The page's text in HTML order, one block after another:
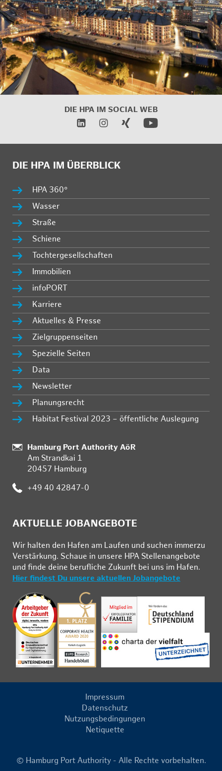
DIE HPA IM SOCIAL WEB
DIE HPA IM ÜBERBLICK
HPA 360°
Wasser
Straße
Schiene
Tochtergesellschaften
Immobilien
infoPORT
Karriere
Aktuelles & Presse
Zielgruppenseiten
Spezielle Seiten
Data
Newsletter
Planungsrecht
Habitat Festival 2023 – öffentliche Auslegung
:
Hamburg Port Authority AöR
Am Strandkai 1
20457 Hamburg
: +49 40 42847-0
AKTUELLE JOBANGEBOTE
Wir hal­ten den Ha­fen am Lau­fen und su­chen im­mer­zu
Ver­stär­kung. Schau­e in un­se­re HPA Stel­len­an­ge­bo­te
und fin­de deine be­ruf­li­che Zu­kunft bei uns im Ha­fen.
Hier findest Du unsere aktuellen Jobangebote
Impressum
Datenschutz
Nutzungsbedingungen
Netiquette
© Hamburg Port Authority - Alle Rechte vorbehalten.